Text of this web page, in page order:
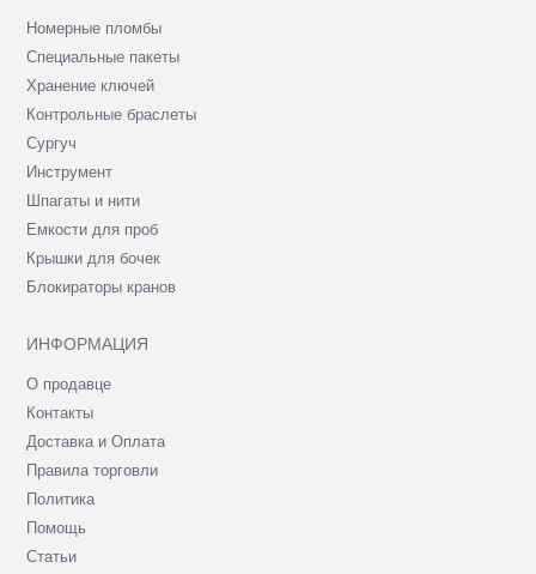
Номерные пломбы
Специальные пакеты
Хранение ключей
Контрольные браслеты
Сургуч
Инструмент
Шпагаты и нити
Емкости для проб
Крышки для бочек
Блокираторы кранов
ИНФОРМАЦИЯ
О продавце
Контакты
Доставка и Оплата
Правила торговли
Политика
Помощь
Статьи